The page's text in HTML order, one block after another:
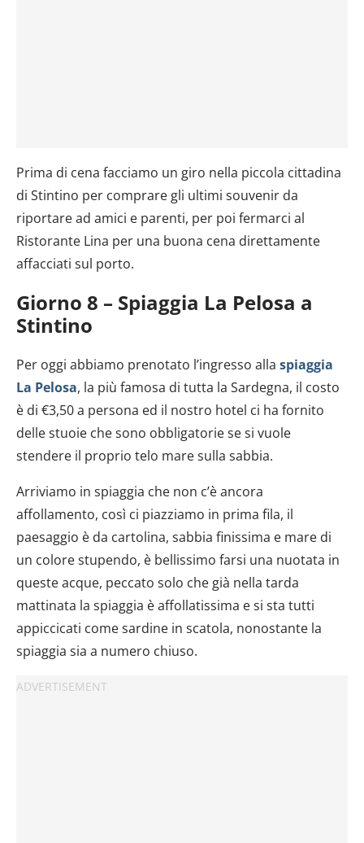
Prima di cena facciamo un giro nella piccola cittadina
di Stintino per comprare gli ultimi souvenir da
riportare ad amici e parenti, per poi fermarci al
Ristorante Lina per una buona cena direttamente
affacciati sul porto.
Giorno 8 – Spiaggia La Pelosa a
Stintino
Per oggi abbiamo prenotato l’ingresso alla spiaggia
La Pelosa, la più famosa di tutta la Sardegna, il costo
è di €3,50 a persona ed il nostro hotel ci ha fornito
delle stuoie che sono obbligatorie se si vuole
stendere il proprio telo mare sulla sabbia.
Arriviamo in spiaggia che non c’è ancora
affollamento, così ci piazziamo in prima fila, il
paesaggio è da cartolina, sabbia finissima e mare di
un colore stupendo, è bellissimo farsi una nuotata in
queste acque, peccato solo che già nella tarda
mattinata la spiaggia è affollatissima e si sta tutti
appiccicati come sardine in scatola, nonostante la
spiaggia sia a numero chiuso.